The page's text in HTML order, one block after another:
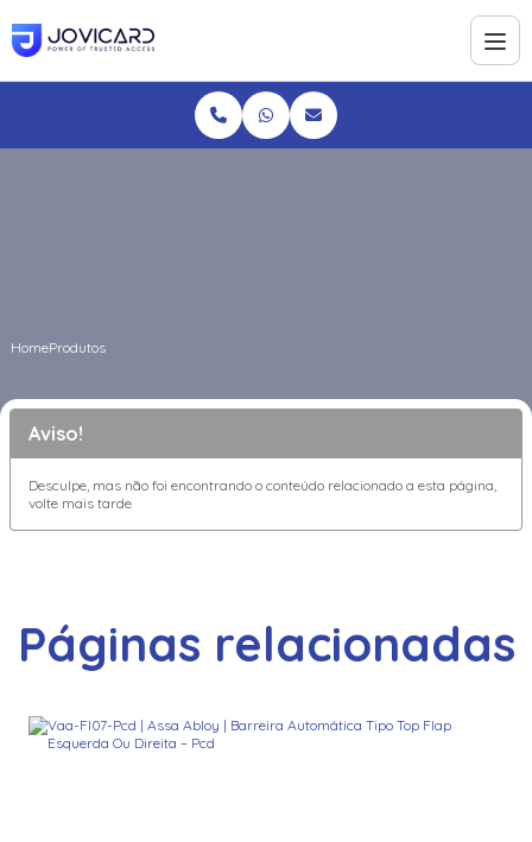
HomeProdutos
Aviso!
Desculpe, mas não foi encontrando o conteúdo relacionado a esta página,
volte mais tarde
Páginas relacionadas